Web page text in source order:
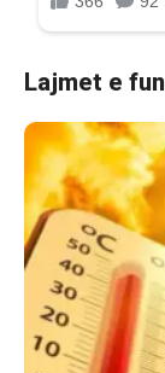
Lajmet e